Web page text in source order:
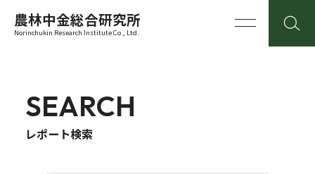
農林中金総合研究所
Norinchukin Research Institute Co., Ltd.
SEARCH
レポート検索